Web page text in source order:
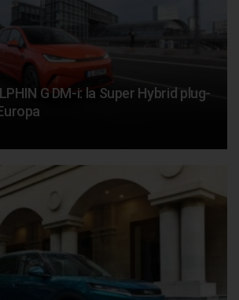
G DM-i: la Super Hybrid plug-